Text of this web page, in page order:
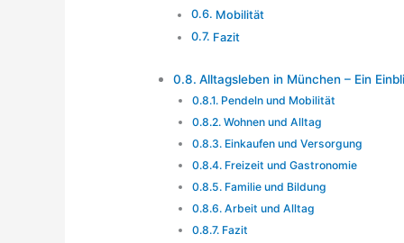
Mobilität
Fazit
Alltagsleben in München – Ein
Pendeln und Mobilität
Wohnen und Alltag
Einkaufen und Versorgung
Freizeit und Gastronomie
Familie und Bildung
Arbeit und Alltag
Fazit